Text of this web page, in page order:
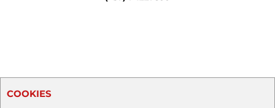
COOKIES